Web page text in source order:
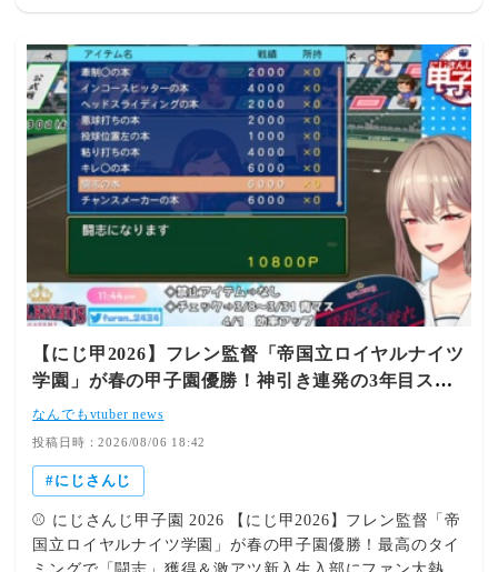
秋地区大会での怒涛の逆転劇、神宮大会制覇、そして春の
甲子園優勝と、リスナーの心を揺さぶった名勝負と劇的な
育成ドラマをまとめてプレイバックします！ 🔥 名監督た
ちが魅せた快進撃＆劇的ドラマ 🦒 麒麟高校 【にじ甲
2026】宇佐美リト監督「麒麟高校」2年目秋地区大会で魅
せた怒涛の成長！頼もしすぎる柱たちのホームランラッシ
ュと劇的逆転劇で春甲へ挑む！ 2年目の秋地区大会に挑ん
だ宇佐美リト監督率いる「麒麟高校」。主軸打者たちの驚
異的なホームランラッシュと、 土壇場で発揮された驚異
の粘り強さで劇的な逆転劇を連発！チーム全体の一体感と
頼もしすぎる主力たちの成長が光り、見事に春の甲子園出
場権を獲得した熱血の激闘劇です。 👉 詳しく記事を読む
✨ ギラギラホスト高校 【にじ甲2026】不破湊監督「ギラ
ギラホスト高校」神宮大会制覇！2年目秋を制した堅実な
育成と熱き采配のドラマを徹底レビュー！ 不破湊監督率
いる「ギラギラホスト高校」が2年目秋の神宮大会で見事
に頂点へ！華やかな見た目とは裏腹に、全員に経験を積ま
せる緻密かつ堅実な育成と、ここぞの場面で見せる鋭い勝
負勘が結実。全国の強豪を相手に圧倒的な勝負強さを発揮
して掴み取った感動の戴冠劇を解説しています。 👉 詳し
く記事を読む 👑 帝国立ロイヤルナイツ学園 【にじ甲
2026】フレン監督「帝国立ロイヤルナイツ学園」が春の甲
【にじ甲2026】フレン監督「帝国立ロイヤルナイツ
学園」が春の甲子園優勝！神引き連発の3年目スタ
ートにファン歓喜！
なんでもvtuber news
投稿日時：2026/08/06 18:42
にじさんじ
⚾ にじさんじ甲子園 2026 【にじ甲2026】フレン監督「帝
国立ロイヤルナイツ学園」が春の甲子園優勝！最高のタイ